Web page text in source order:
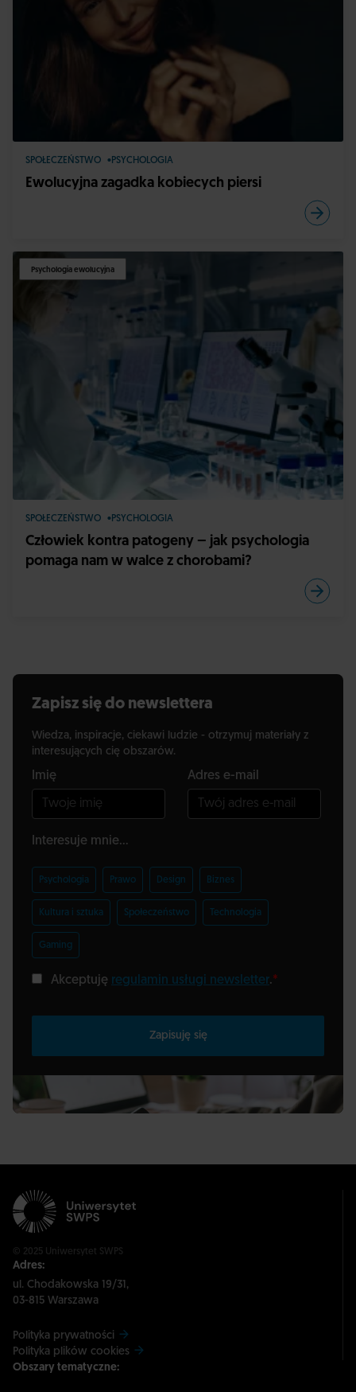
SPOŁECZEŃSTWO PSYCHOLOGIA
Ewolucyjna zagadka kobiecych piersi
Psychologia ewolucyjna
SPOŁECZEŃSTWO PSYCHOLOGIA
Człowiek kontra patogeny – jak psychologia
pomaga nam w walce z chorobami?
Zapisz się do newslettera
Wiedza, inspiracje, ciekawi ludzie - otrzymuj materiały z
interesujących cię obszarów.
Imię Adres e-mail
Interesuje mnie...
Psychologia Prawo Design Biznes
Kultura i sztuka Społeczeństwo Technologia
Gaming
Akceptuję regulamin usługi newsletter.*
Zapisuję się
© 2025 Uniwersytet SWPS
Adres:
ul. Chodakowska 19/31,
03-815 Warszawa
Polityka prywatności
Polityka plików cookies
Obszary tematyczne: